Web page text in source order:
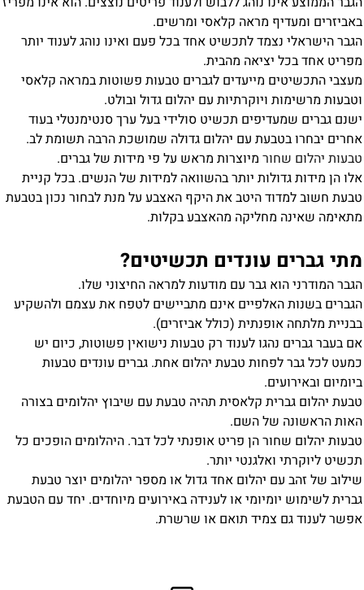
באביזרים ומעדיף מראה קלאסי ומרשים.
הגבר הישראלי נצמד לתכשיט אחד בכל פעם ואינו נוהג לענוד יותר
מפריט אחד בכל יציאה מהבית.
מעצבי התכשיטים מייעדים לגברים טבעות פשוטות במראה קלאסי
וטבעות מרשימות ויוקרתיות עם יהלום גדול ובולט.
ישנם גברים שמעדיפים תכשיט סולידי בעל ערך סנטימנטלי בעוד
אחרים יבחרו בטבעת עם יהלום גדולה שמושכת הרבה תשומת לב.
טבעות יהלום שחור מיוצרות מראש על פי מידות של גברים.
אלו הן מידות גדולות יותר בהשוואה למידות של הנשים. בכל קניית
טבעת חשוב למדוד היטב את היקף האצבע על מנת לבחור נכון בטבעת
מתאימה שאינה מחליקה מהאצבע בקלות.
מתי גברים עונדים תכשיטים?
הגבר המודרני הוא גבר עם מודעות למראה החיצוני שלו.
הגברים בשנות האלפיים אינם מתביישים לטפח את עצמם ולהשקיע
בבניית מלתחה אופנתית (כולל אביזרים).
אם בעבר גברים נהגו לענוד רק טבעות נישואין פשוטות, כיום יש
כמעט לכל גבר לפחות טבעת יהלום אחת. גברים עונדים טבעות
ביומיום ובאירועים.
טבעת יהלום גברית קלאסית תהיה טבעת עם שיבוץ יהלומים בצורה
האות הראשונה של השם.
טבעות יהלום שחור הן פריט אופנתי לכל דבר. היהלומים הופכים כל
תכשיט ליוקרתי ואלגנטי יותר.
שילוב של זהב עם יהלום אחד גדול או מספר יהלומים יוצר טבעת
גברית לשימוש יומיומי או לענידה באירועים מיוחדים. יחד עם הטבעת
אפשר לענוד גם צמיד תואם או שרשרת.